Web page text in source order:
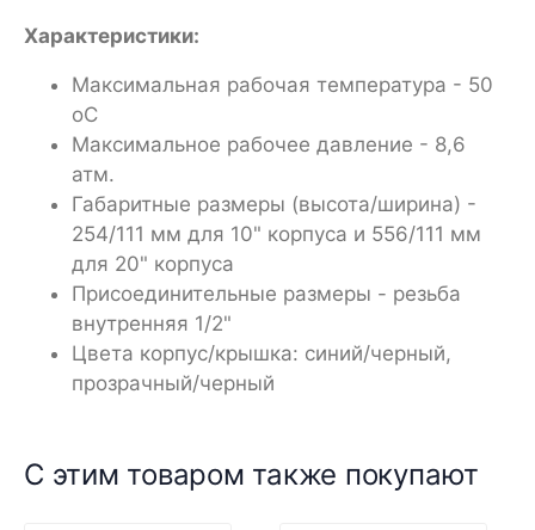
Характеристики:
Максимальная рабочая температура - 50
oС
Максимальное рабочее давление - 8,6
атм.
Габаритные размеры (высота/ширина) -
254/111 мм для 10" корпуса и 556/111 мм
для 20" корпуса
Присоединительные размеры - резьба
внутренняя 1/2"
Цвета корпус/крышка: синий/черный,
прозрачный/черный
С этим товаром также покупают